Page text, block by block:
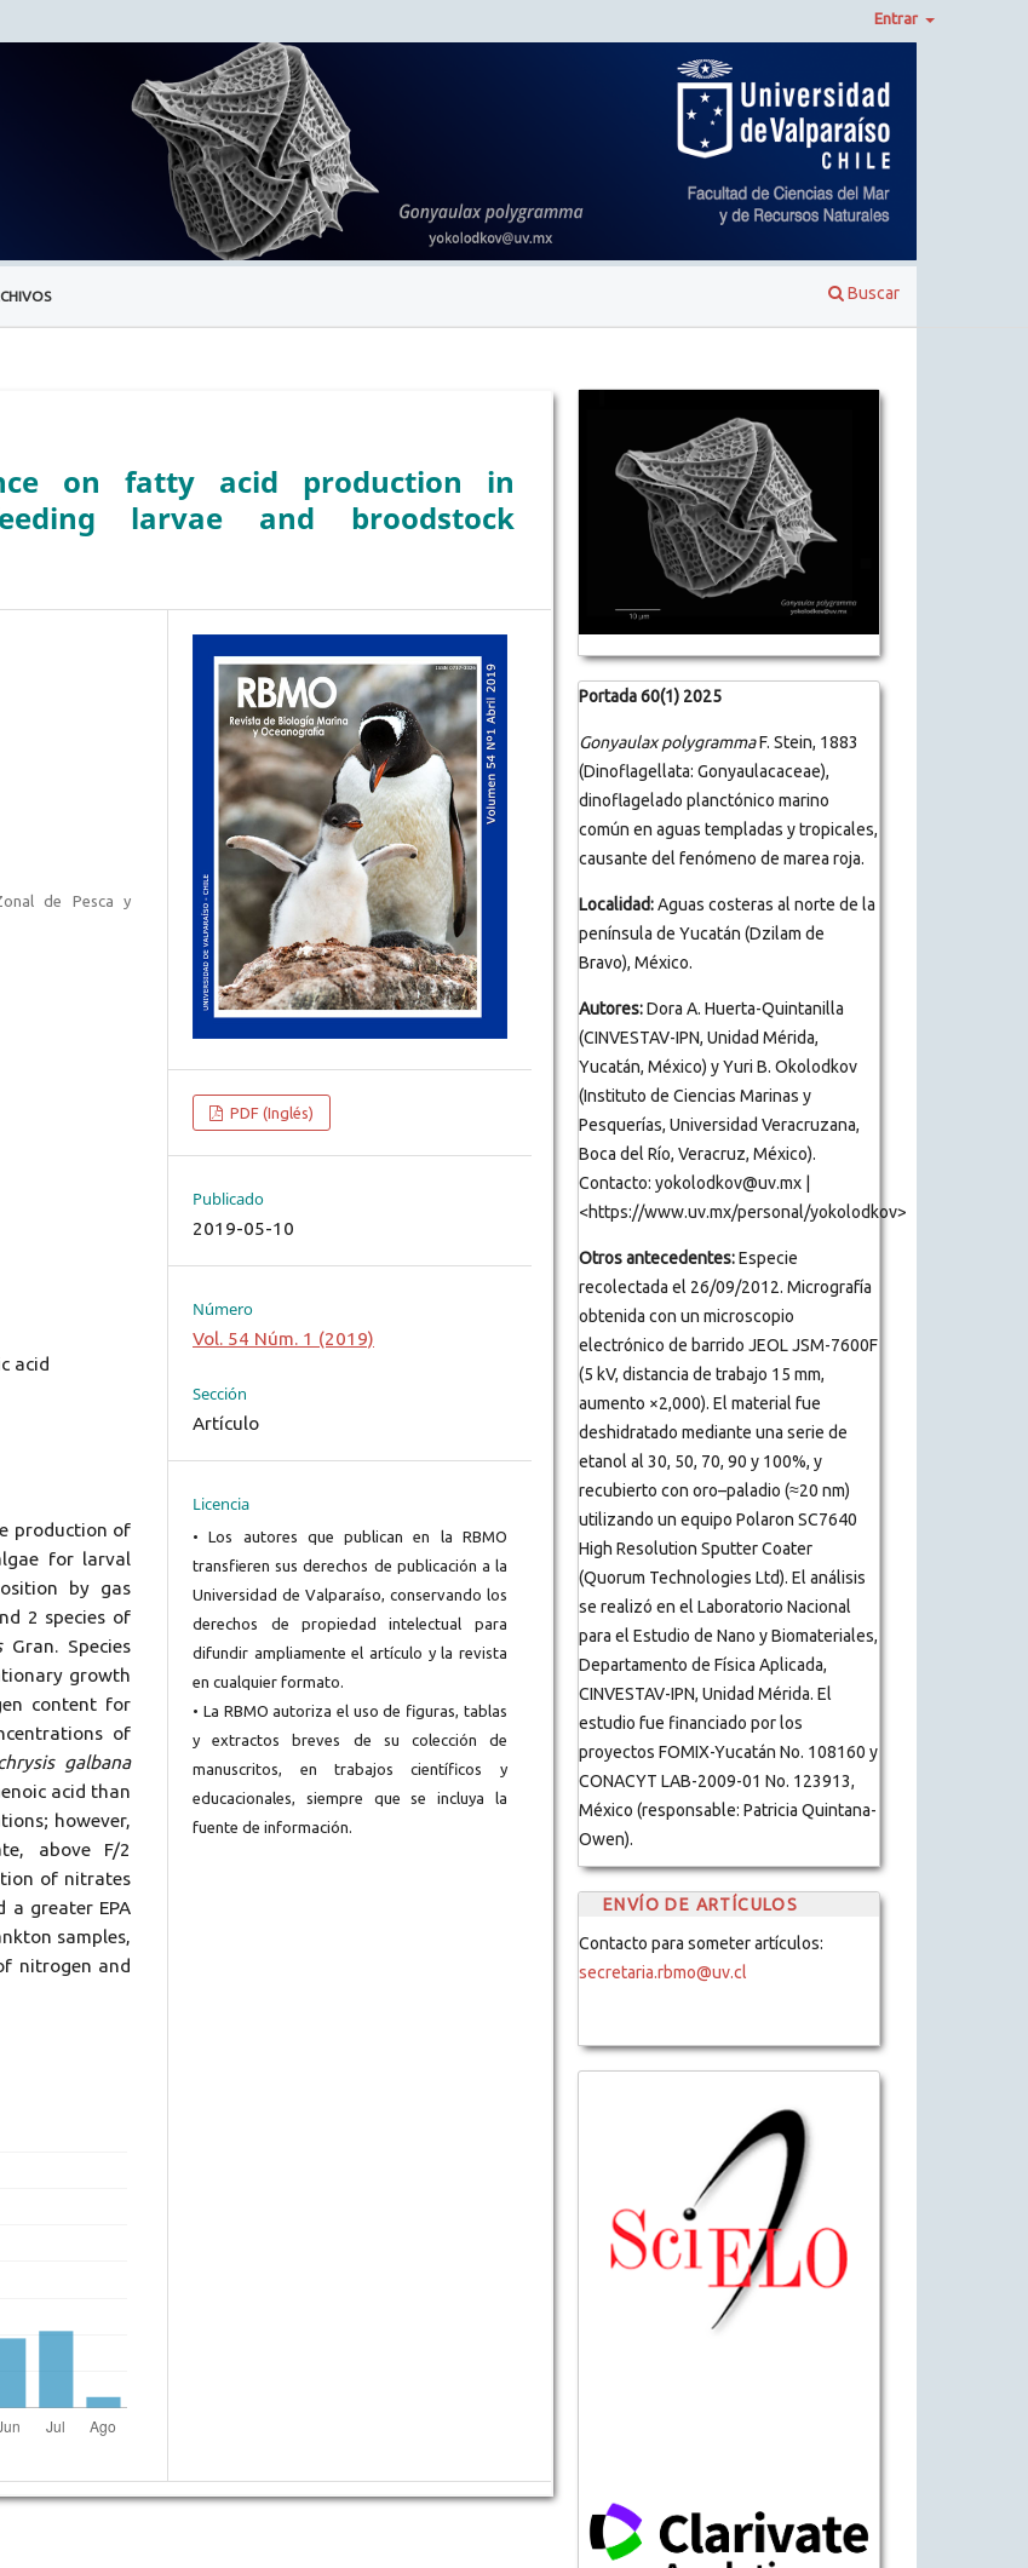
Buscar
Entrar
on fatty acid production in
larvae and broodstock
de Pesca y
acid
production of
for larval
by gas
2 species of
Gran. Species
growth
content for
of
galbana
acid than
however,
above F/2
of nitrates
a greater EPA
samples,
nitrogen and
PDF (Inglés)
Publicado
2019-05-10
Número
Vol. 54 Núm. 1 (2019)
Sección
Artículo
Licencia
• Los autores que publican en la RBMO
transfieren sus derechos de publicación a la
Universidad de Valparaíso, conservando los
derechos de propiedad intelectual para
difundir ampliamente el artículo y la revista
en cualquier formato.
• La RBMO autoriza el uso de figuras, tablas
y extractos breves de su colección de
manuscritos, en trabajos científicos y
educacionales, siempre que se incluya la
fuente de información.
Portada 60(1) 2025
Gonyaulax polygrammaF. Stein, 1883
(Dinoflagellata: Gonyaulacaceae),
dinoflagelado planctónico marino
común en aguas templadas y tropicales,
causante del fenómeno de marea roja.
Localidad:Aguas costeras al norte de la
península de Yucatán (Dzilam de
Bravo), México.
Autores:Dora A. Huerta-Quintanilla
(CINVESTAV-IPN, Unidad Mérida,
Yucatán, México) y Yuri B. Okolodkov
(Instituto de Ciencias Marinas y
Pesquerías, Universidad Veracruzana,
Boca del Río, Veracruz, México).
Contacto: yokolodkov@uv.mx |
<https://www.uv.mx/personal/yokolodkov>
Otros antecedentes:Especie
recolectada el 26/09/2012. Micrografía
obtenida con un microscopio
electrónico de barrido JEOL JSM-7600F
(5 kV, distancia de trabajo 15 mm,
aumento ×2,000). El material fue
deshidratado mediante una serie de
etanol al 30, 50, 70, 90 y 100%, y
recubierto con oro–paladio (≈20 nm)
utilizando un equipo Polaron SC7640
High Resolution Sputter Coater
(Quorum Technologies Ltd). El análisis
se realizó en el Laboratorio Nacional
para el Estudio de Nano y Biomateriales,
Departamento de Física Aplicada,
CINVESTAV-IPN, Unidad Mérida. El
estudio fue financiado por los
proyectos FOMIX-Yucatán No. 108160 y
CONACYT LAB-2009-01 No. 123913,
México (responsable: Patricia Quintana-
Owen).
ENVÍO DE ARTÍCULOS
Contacto para someter artículos:
secretaria.rbmo@uv.cl